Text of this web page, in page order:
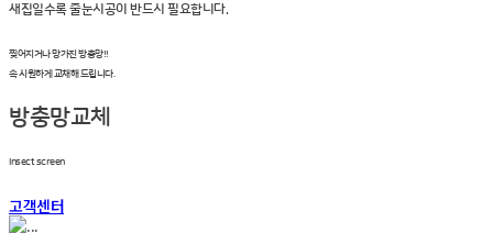
새집일수록 줄눈시공이 반드시 필요합니다.
찢어지거나 망가진 방충망!!
속 시원하게 교채해 드립니다.
방충망교체
Insect screen
고객센터